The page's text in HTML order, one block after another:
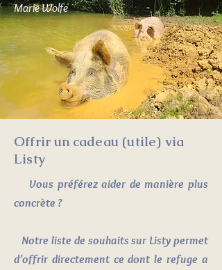
Marie Wolfe
Offrir un cadeau (utile) via
Listy
Vous préférez aider de manière plus
concrète ?
Notre liste de souhaits sur Listy permet
d’offrir directement ce dont le refuge a